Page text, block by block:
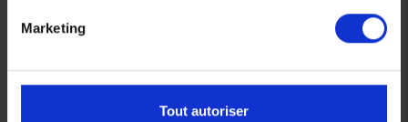
Marketing
Tout autoriser